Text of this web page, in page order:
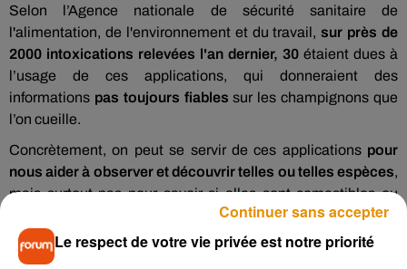
Selon l’Agence nationale de sécurité sanitaire de
l'alimentation, de l'environnement et du travail,sur près de
2000 intoxications relevées l'an dernier, 30 étaient dues à
l’usage de ces applications, qui donneraient des
informations pas toujours fiables sur les champignons que
l’on cueille.
Concrètement, on peut se servir de ces applications pour
nous aider à observer et découvrir telles ou telles espèces,
mais surtout pas pour savoir si elles sont comestibles ou
Petits conseils : il faut plutôt penser à se rendre sur un lieu de
Le respect de votre vie privée est notre priorité
Continuer sans accepter